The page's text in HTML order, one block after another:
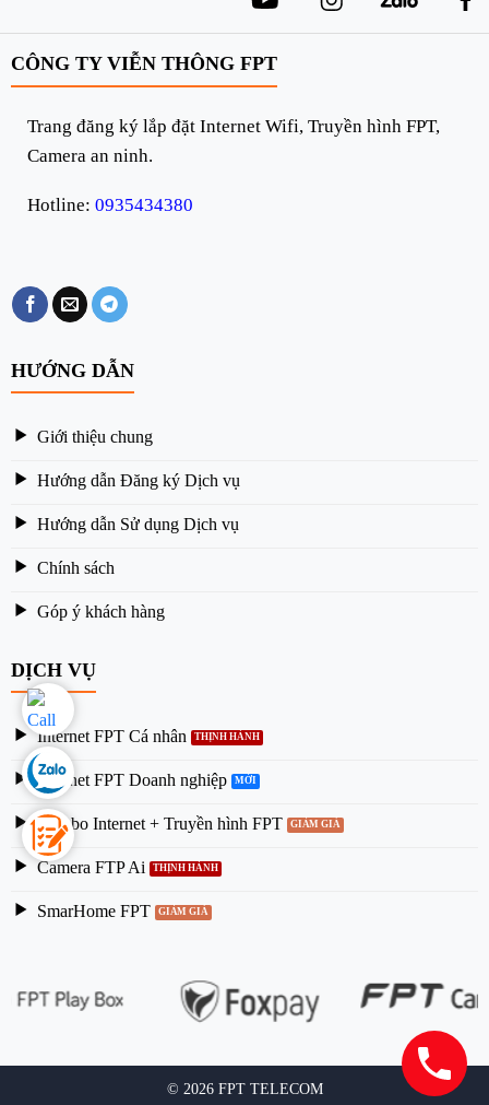
CÔNG TY VIỄN THÔNG FPT
Trang đăng ký lắp đặt Internet Wifi, Truyền hình FPT,
Camera an ninh.
Hotline: 0935434380
HƯỚNG DẪN
Giới thiệu chung
Hướng dẫn Đăng ký Dịch vụ
Hướng dẫn Sử dụng Dịch vụ
Chính sách
Góp ý khách hàng
DỊCH VỤ
Internet FPT Cá nhân
Internet FPT Doanh nghiệp
Combo Internet + Truyền hình FPT
Camera FTP Ai
SmarHome FPT
© 2026 FPT TELECOM